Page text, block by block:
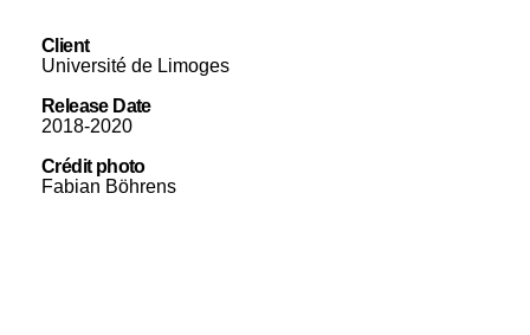
Client
Université de Limoges
Release Date
2018-2020
Crédit photo
Fabian Böhrens